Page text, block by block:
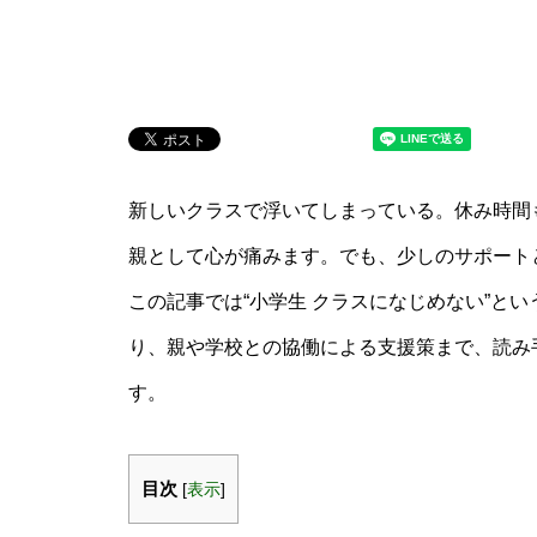
新しいクラスで浮いてしまっている。休み時
親として心が痛みます。でも、少しのサポー
この記事では“小学生 クラスになじめない”と
り、親や学校との協働による支援策まで、読
す。
目次 [表示]